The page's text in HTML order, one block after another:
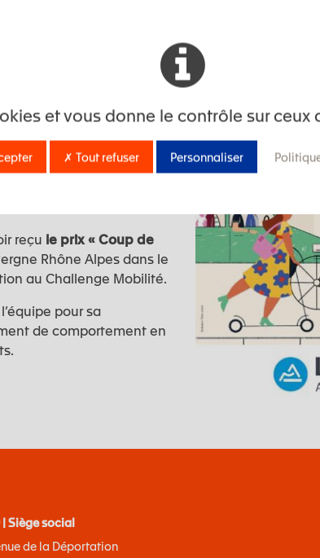
à EXSTO !
le site
reçu le prix « Coup de
Rhône Alpes dans le
au Challenge Mobilité.
pour sa
de comportement en
| Siège social
de la Déportation
et vous donne le contrôle sur
✗ Tout refuser Personnaliser